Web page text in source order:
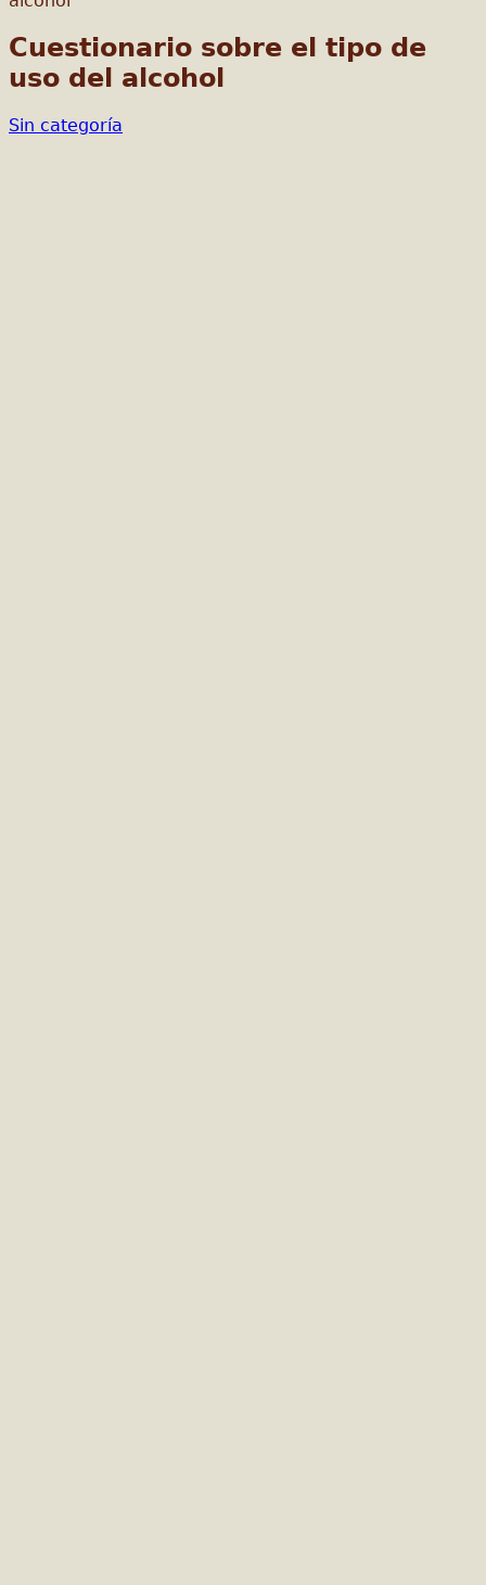
Cuestionario sobre el tipo de
uso del alcohol
Sin categoría